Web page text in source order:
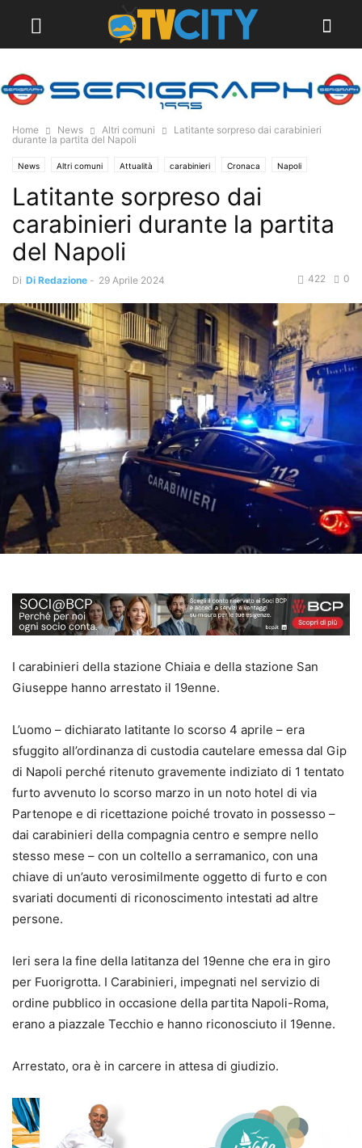
Home News Altri comuni
Latitante sorpreso dai carabinieri
durante la partita del Napoli
News Altri comuni Attualità carabinieri Cronaca Napoli
Latitante sorpreso dai
carabinieri durante la partita
del Napoli
Di Di Redazione - 29 Aprile 2024 0
422
I carabinieri della stazione Chiaia e della stazione San
Giuseppe hanno arrestato il 19enne.
L’uomo – dichiarato latitante lo scorso 4 aprile – era
sfuggito all’ordinanza di custodia cautelare emessa dal Gip
di Napoli perché ritenuto gravemente indiziato di 1 tentato
furto avvenuto lo scorso marzo in un noto hotel di via
Partenope e di ricettazione poiché trovato in possesso –
dai carabinieri della compagnia centro e sempre nello
stesso mese – con un coltello a serramanico, con una
chiave di un’auto verosimilmente oggetto di furto e con
svariati documenti di riconoscimento intestati ad altre
persone.
Ieri sera la fine della latitanza del 19enne che era in giro
per Fuorigrotta. I Carabinieri, impegnati nel servizio di
ordine pubblico in occasione della partita Napoli-Roma,
erano a piazzale Tecchio e hanno riconosciuto il 19enne.
Arrestato, ora è in carcere in attesa di giudizio.